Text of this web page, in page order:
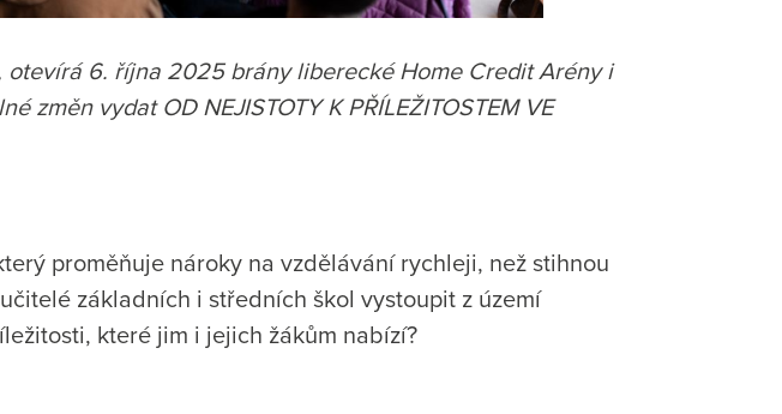
6. října 2025 brány liberecké Home Credit Arény i
vydat OD NEJISTOTY K PŘÍLEŽITOSTEM VE
proměňuje nároky na vzdělávání rychleji, než stihnou
základních i středních škol vystoupit z území
které jim i jejich žákům nabízí?